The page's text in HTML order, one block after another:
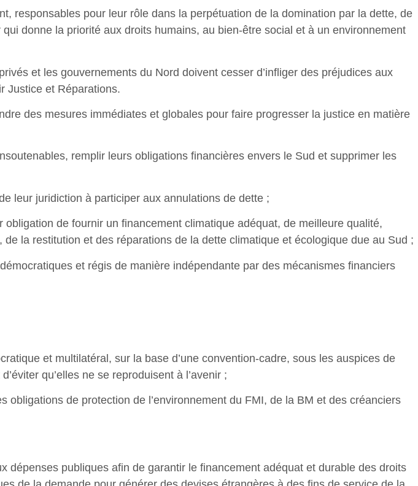
responsables pour leur rôle dans la perpétuation de la domination par la dette, de
donne la priorité aux droits humains, au bien-être social et à un environnement
et les gouvernements du Nord doivent cesser d’infliger des préjudices aux
Justice et Réparations.
des mesures immédiates et globales pour faire progresser la justice en matière
remplir leurs obligations financières envers le Sud et supprimer les
leur juridiction à participer aux annulations de dette ;
de fournir un financement climatique adéquat, de meilleure qualité,
la restitution et des réparations de la dette climatique et écologique due au Sud ;
et régis de manière indépendante par des mécanismes financiers
et multilatéral, sur la base d’une convention-cadre, sous les auspices de
qu’elles ne se reproduisent à l’avenir ;
de protection de l’environnement du FMI, de la BM et des créanciers
dépenses publiques afin de garantir le financement adéquat et durable des droits